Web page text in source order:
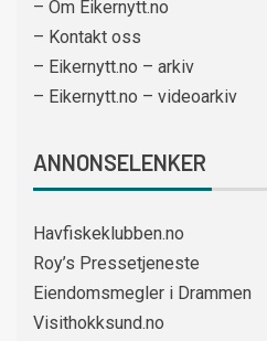
– Om Eikernytt.no
– Kontakt oss
– Eikernytt.no – arkiv
– Eikernytt.no – videoarkiv
ANNONSELENKER
Havfiskeklubben.no
Roy’s Pressetjeneste
Eiendomsmegler i Drammen
Visithokksund.no